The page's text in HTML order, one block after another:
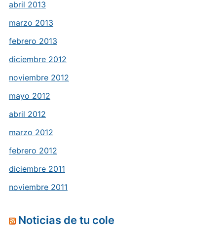
abril 2013
marzo 2013
febrero 2013
diciembre 2012
noviembre 2012
mayo 2012
abril 2012
marzo 2012
febrero 2012
diciembre 2011
noviembre 2011
Noticias de tu cole